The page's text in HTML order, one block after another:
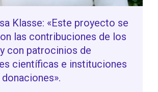
Klasse: «Este proyecto se
las contribuciones de los
con patrocinios de
científicas e instituciones